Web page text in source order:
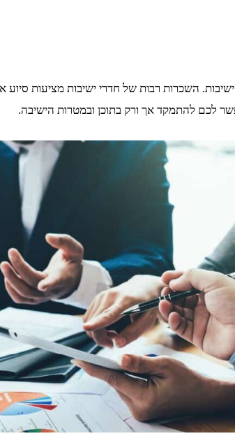
השכרות רבות של חדרי ישיבות מציעות סיוע
לכם להתמקד אך ורק בתוכן ובמטרות הישיבה.